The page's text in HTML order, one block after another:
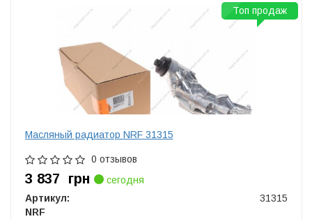
Масляный радиатор NRF 31315
0 отзывов
3 837 грн
сегодня
Артикул:
31315
NRF
Топ продаж